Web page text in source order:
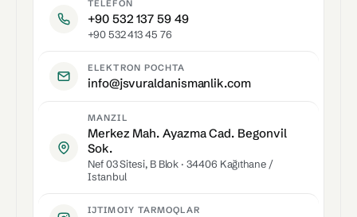
TELEFON
+90 532 137 59 49
+90 532 413 45 76
ELEKTRON POCHTA
info@jsvuraldanismanlik.com
MANZIL
Merkez Mah. Ayazma Cad. Begonvil
Sok.
Nef 03 Sitesi, B Blok · 34406 Kağıthane /
Istanbul
IJTIMOIY TARMOQLAR